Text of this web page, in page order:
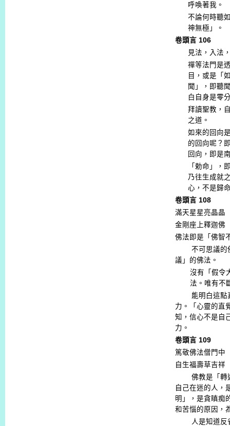
呼喚著我。
不論何時聽
神無極」。
卷頭言 106
見法，入法
禪等法門是
目，或是「
聞」，即聽
白自身是零
拜讀聖教，
之道。
如來的回向
的回向呢？
回向，即是
「勅命」，
乃往生成就
心，不是歸
卷頭言 108
滿天星星亮晶晶
金剛座上釋迦佛
佛法即是「佛智
不可思議的
議」的佛法。
沒有「假令
法。唯有不
能明白這點
力。「心靈的直
知，信心不是自
力。
卷頭言 109
篤敬佛法僧門中
自生福壽草吉祥
佛教是「轉
自己在迷的人，
明」，是貪瞋痴
和苦惱的原因，
人是知道反